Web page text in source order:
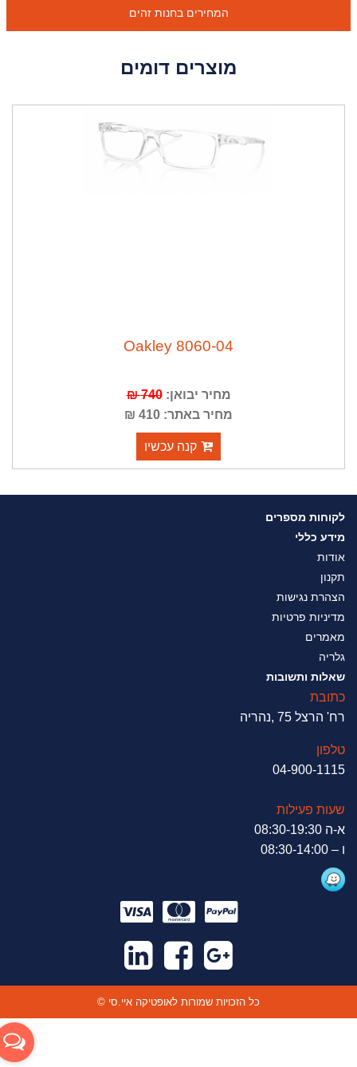
המחירים בחנות זהים
מוצרים דומים
Oakley 8060-04
מחיר יבואן:740 ₪
מחיר באתר: 410 ₪
קנה עכשיו
לקוחות מספרים
מידע כללי
אודות
תקנון
הצהרת נגישות
מדיניות פרטיות
מאמרים
גלריה
שאלות ותשובות
כתובת
רח' הרצל 75 ,נהריה
טלפון
04-900-1115
שעות פעילות
א-ה 08:30-19:30
ו – 08:30-14:00
© כל הזכויות שמורות לאופטיקה איי.סי